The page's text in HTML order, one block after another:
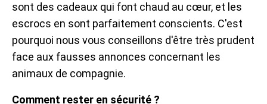
sont des cadeaux qui font chaud au cœur, et les
escrocs en sont parfaitement conscients. C'est
pourquoi nous vous conseillons d'être très prudent
face aux fausses annonces concernant les
animaux de compagnie.
Comment rester en sécurité ?